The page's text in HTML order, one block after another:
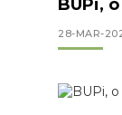
BUPi,
28-MAR-